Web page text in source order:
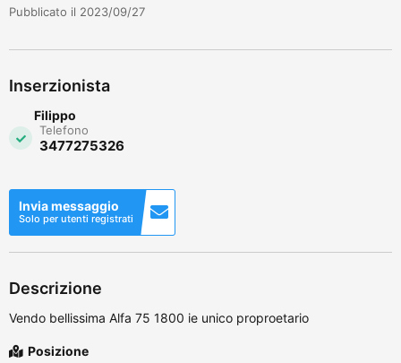
Pubblicato il 2023/09/27
Inserzionista
Filippo
Telefono
3477275326
Invia messaggio
Solo per utenti registrati
Descrizione
Vendo bellissima Alfa 75 1800 ie unico proproetario
Posizione